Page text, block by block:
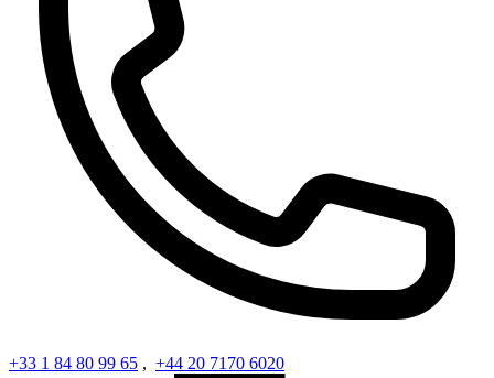
+33 1 84 80 99 65 , +44 20 7170 6020